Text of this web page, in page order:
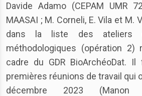
Davide Adamo (CEPAM UMR
MAASAI ; M. Corneli, E. Vila et M.
dans la liste des ateliers
méthodologiques (opération 2)
cadre du GDR BioArchéoDat.
premières réunions de travail qui
décembre 2023 (Manon